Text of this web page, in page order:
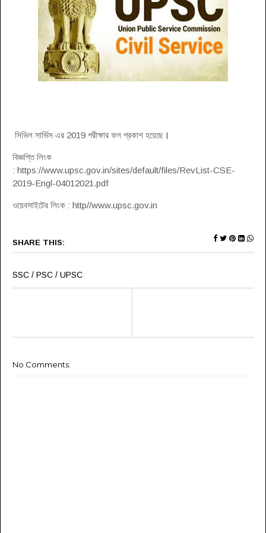
সিভিল সার্ভিস এর 2019 পরীক্ষার ফল প্রকাশ হয়েছে ।
বিজ্ঞপ্তি লিংক
: https://www.upsc.gov.in/sites/default/files/RevList-CSE-
2019-Engl-04012021.pdf
ওয়েবসাইটের লিংক : http//www.upsc.gov.in
SHARE THIS:
SSC / PSC / UPSC
No Comments: